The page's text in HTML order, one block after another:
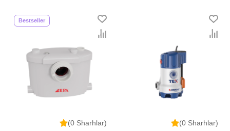
(0 Sharhlar)
Bestseller
(0 Sharhlar)